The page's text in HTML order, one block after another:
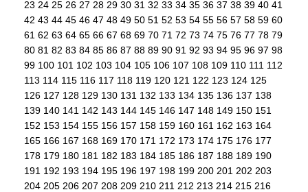
23 24 25 26 27 28 29 30 31 32 33 34 35 36 37 38 39 40 41
42 43 44 45 46 47 48 49 50 51 52 53 54 55 56 57 58 59 60
61 62 63 64 65 66 67 68 69 70 71 72 73 74 75 76 77 78 79
80 81 82 83 84 85 86 87 88 89 90 91 92 93 94 95 96 97 98
99 100 101 102 103 104 105 106 107 108 109 110 111 112
113 114 115 116 117 118 119 120 121 122 123 124 125
126 127 128 129 130 131 132 133 134 135 136 137 138
139 140 141 142 143 144 145 146 147 148 149 150 151
152 153 154 155 156 157 158 159 160 161 162 163 164
165 166 167 168 169 170 171 172 173 174 175 176 177
178 179 180 181 182 183 184 185 186 187 188 189 190
191 192 193 194 195 196 197 198 199 200 201 202 203
204 205 206 207 208 209 210 211 212 213 214 215 216